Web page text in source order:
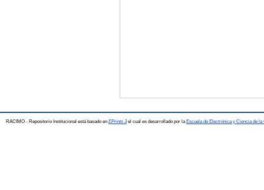
RACIMO - Repositorio Institucional está basado en EPrints 3el cual es desarrollado por la Escuela de Electrónica y Ciencia de la